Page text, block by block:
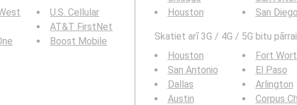
U.S. Cellular
AT&T FirstNet
Boost Mobile
Houston
San Diego
Skatiet arī 3G / 4G / 5G bitu
Houston
San Antonio
Dallas
Austin
Fort
El Paso
Arlington
Corpus